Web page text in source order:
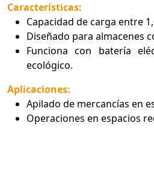
Características:
Capacidad de carga entre
Diseñado para almacenes
Funciona con batería
ecológico.
Aplicaciones:
Apilado de mercancías en
Operaciones en espacios